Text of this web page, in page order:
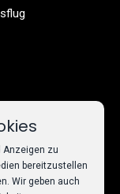
Anzeigen zu
bereitzustellen
Wir geben auch